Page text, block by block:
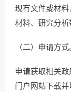
现有文件或材
材料、研究分析
（二）申请方式
申请获取相关
门户网站下载